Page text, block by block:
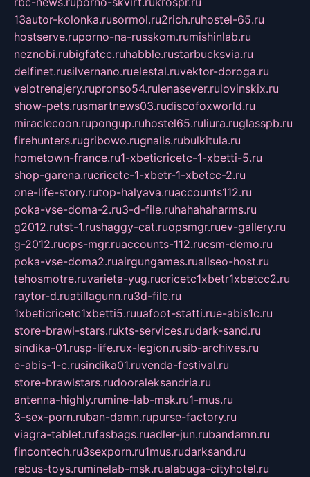
13autor-kolonka.rusormol.ru2rich.ruhostel-65.ru
hostserve.ruporno-na-russkom.rumishinlab.ru
neznobi.rubigfatcc.ruhabble.rustarbucksvia.ru
delfinet.rusilvernano.ruelestal.ruvektor-doroga.ru
velotrenajery.rupronso54.rulenasever.rulovinskix.ru
show-pets.rusmartnews03.rudiscofoxworld.ru
miraclecoon.rupongup.ruhostel65.ruliura.ruglasspb.ru
firehunters.rugribowo.rugnalis.rubulkitula.ru
hometown-france.ru1-xbeticricetc-1-xbetti-5.ru
shop-garena.rucricetc-1-xbetr-1-xbetcc-2.ru
one-life-story.rutop-halyava.ruaccounts112.ru
poka-vse-doma-2.ru3-d-file.ruhahahaharms.ru
g2012.rutst-1.rushaggy-cat.ruopsmgr.ruev-gallery.ru
g-2012.ruops-mgr.ruaccounts-112.rucsm-demo.ru
poka-vse-doma2.ruairgungames.ruallseo-host.ru
tehosmotre.ruvarieta-yug.rucricetc1xbetr1xbetcc2.ru
raytor-d.ruatillagunn.ru3d-file.ru
1xbeticricetc1xbetti5.ruuafoot-statti.rue-abis1c.ru
store-brawl-stars.rukts-services.rudark-sand.ru
sindika-01.rusp-life.rux-legion.rusib-archives.ru
e-abis-1-c.rusindika01.ruvenda-festival.ru
store-brawlstars.rudooraleksandria.ru
antenna-highly.rumine-lab-msk.ru1-mus.ru
3-sex-porn.ruban-damn.rupurse-factory.ru
viagra-tablet.rufasbags.ruadler-jun.rubandamn.ru
fincontech.ru3sexporn.ru1mus.rudarksand.ru
rebus-toys.ruminelab-msk.rualabuga-cityhotel.ru